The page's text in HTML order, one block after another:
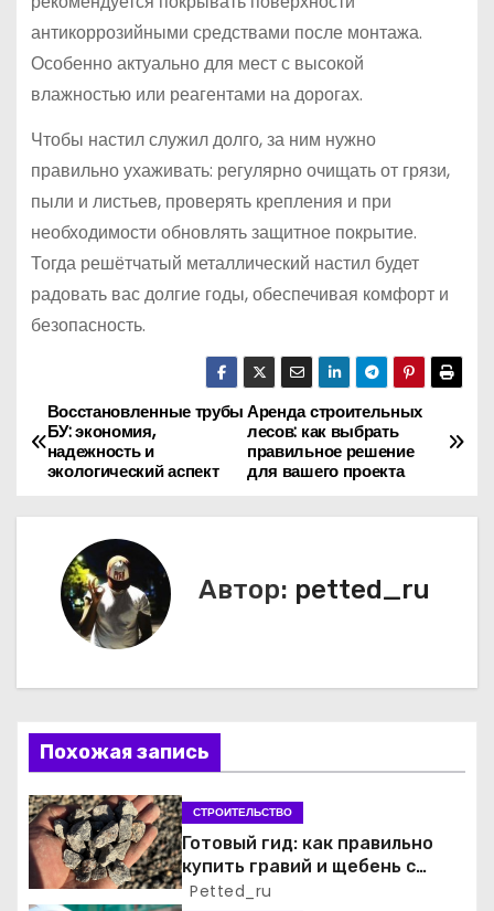
антикоррозийными средствами после монтажа.
Особенно актуально для мест с высокой
влажностью или реагентами на дорогах.
Чтобы настил служил долго, за ним нужно
правильно ухаживать: регулярно очищать от грязи,
пыли и листьев, проверять крепления и при
необходимости обновлять защитное покрытие.
Тогда решётчатый металлический настил будет
радовать вас долгие годы, обеспечивая комфорт и
безопасность.
Н
а
в
и
я
п
о
Аренда строительных
лесов: как выбрать
правильное решение
для вашего проекта
Восстановленные трубы
БУ: экономия,
надежность и
экологический аспект
Автор: petted_ru
Похожая запись
СТРОИТЕЛЬСТВО
Готовый гид: как правильно
купить гравий и щебень с
доставкой без лишних хлопот
Petted_ru